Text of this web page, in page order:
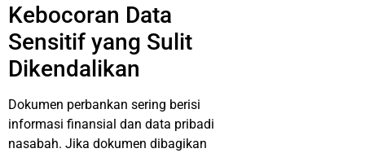
Kebocoran Data
Sensitif yang Sulit
Dikendalikan
Dokumen perbankan sering berisi
informasi finansial dan data pribadi
nasabah. Jika dokumen dibagikan